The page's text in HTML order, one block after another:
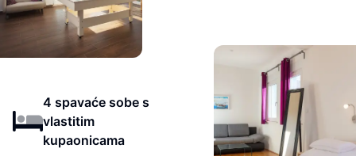
4 spavaće sobe s
vlastitim
kupaonicama